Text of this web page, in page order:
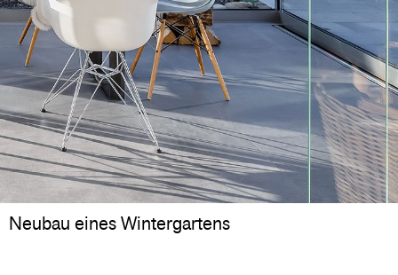
Neubau eines Wintergartens